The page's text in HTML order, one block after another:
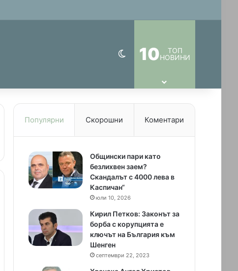
Switch skin
10
ТОП
НОВИНИ
Популярни Скорошни Коментари
Общински пари като
безлихвен заем?
Скандалът с 4000 лева в
Каспичан“
юли 10, 2026
Кирил Петков: Законът за
борба с корупцията е
ключът на България към
Шенген
септември 22, 2023